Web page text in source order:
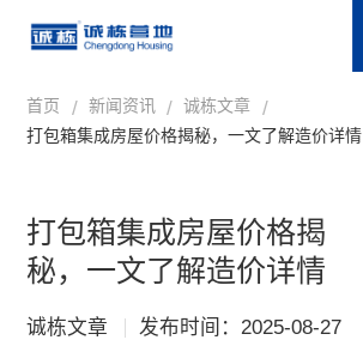
首页 / 新闻资讯 / 诚栋文章 /
打包箱集成房屋价格揭秘，一文了解造价详情
打包箱集成房屋价格揭
秘，一文了解造价详情
诚栋文章
发布时间：2025-08-27